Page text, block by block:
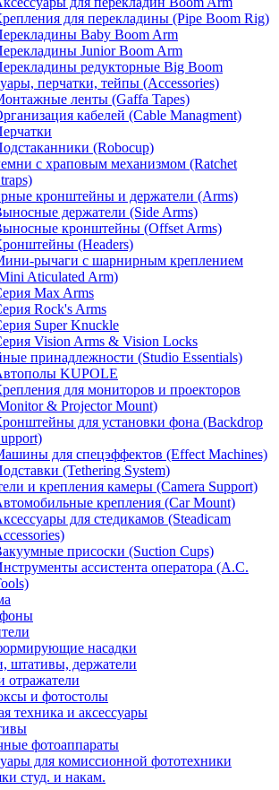
для перекладины (Pipe Boom Rig)
Baby Boom Arm
Junior Boom Arm
редукторные Big Boom
перчатки, тейпы (Accessories)
ленты (Gaffa Tapes)
кабелей (Cable Managment)
(Robocup)
с храповым механизмом (Ratchet
кронштейны и держатели (Arms)
держатели (Side Arms)
кронштейны (Offset Arms)
(Headers)
рычаги с шарнирным креплением
Aticulated Arm)
Max Arms
Rock's Arms
Super Knuckle
Vision Arms & Vision Locks
принадлежности (Studio Essentials)
KUPOLE
для мониторов и проекторов
& Projector Mount)
для установки фона (Backdrop
для спецэффектов (Effect Machines)
(Tethering System)
и крепления камеры (Camera Support)
крепления (Car Mount)
для стедикамов (Steadicam
присоски (Suction Cups)
ассистента оператора (A.C.
насадки
штативы, держатели
и фотостолы
техника и аксессуары
фотоаппараты
для комиссионной фототехники
студ. и накам.